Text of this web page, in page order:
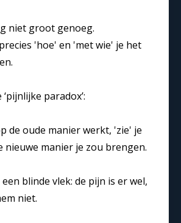
niet groot genoeg.
'hoe' en 'met wie' je het
paradox’:
de oude manier werkt, 'zie' je
nieuwe manier je zou brengen.
blinde vlek: de pijn is er wel,
niet.